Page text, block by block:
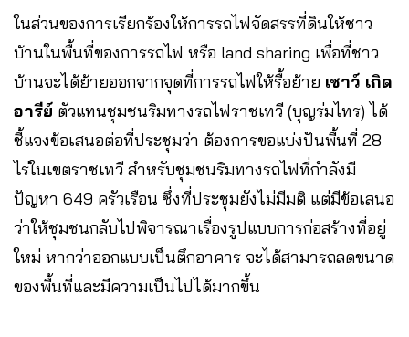
ในส่วนของการเรียกร้องให้การรถไฟจัดสรรที่ดินให้ชาว
บ้านในพื้นที่ของการรถไฟ หรือ land sharing เพื่อที่ชาว
บ้านจะได้ย้ายออกจากจุดที่การรถไฟให้รื้อย้าย เชาว์ เกิด
อารีย์ ตัวแทนชุมชนริมทางรถไฟราชเทวี (บุญร่มไทร) ได้
ชี้แจงข้อเสนอต่อที่ประชุมว่า ต้องการขอแบ่งปันพื้นที่ 28
ไร่ในเขตราชเทวี สำหรับชุมชนริมทางรถไฟที่กำลังมี
ปัญหา 649 ครัวเรือน ซึ่งที่ประชุมยังไม่มีมติ แต่มีข้อเสนอ
ว่าให้ชุมชนกลับไปพิจารณาเรื่องรูปแบบการก่อสร้างที่อยู่
ใหม่ หากว่าออกแบบเป็นตึกอาคาร จะได้สามารถลดขนาด
ของพื้นที่และมีความเป็นไปได้มากขึ้น